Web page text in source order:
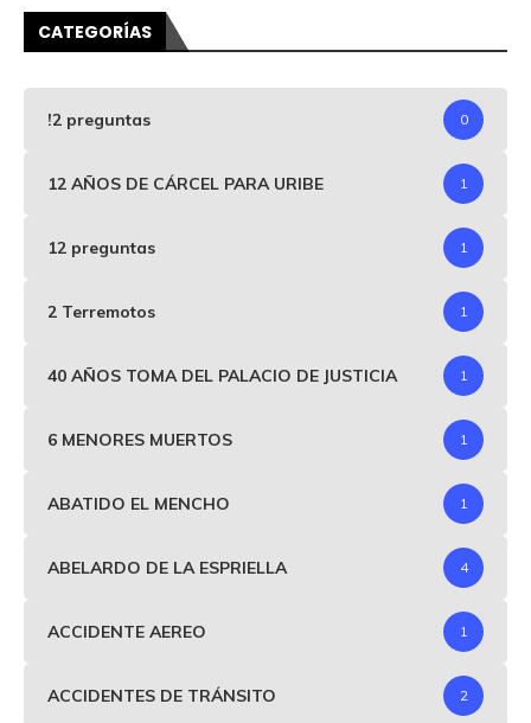
CATEGORÍAS
!2 preguntas 0
12 AÑOS DE CÁRCEL PARA URIBE 1
12 preguntas 1
2 Terremotos 1
40 AÑOS TOMA DEL PALACIO DE JUSTICIA 1
6 MENORES MUERTOS 1
ABATIDO EL MENCHO 1
ABELARDO DE LA ESPRIELLA 4
ACCIDENTE AEREO 1
ACCIDENTES DE TRÁNSITO 2